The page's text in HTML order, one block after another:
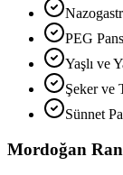
PEG
Yaşlı ve
Şeker ve
Sünnet
Mordoğan